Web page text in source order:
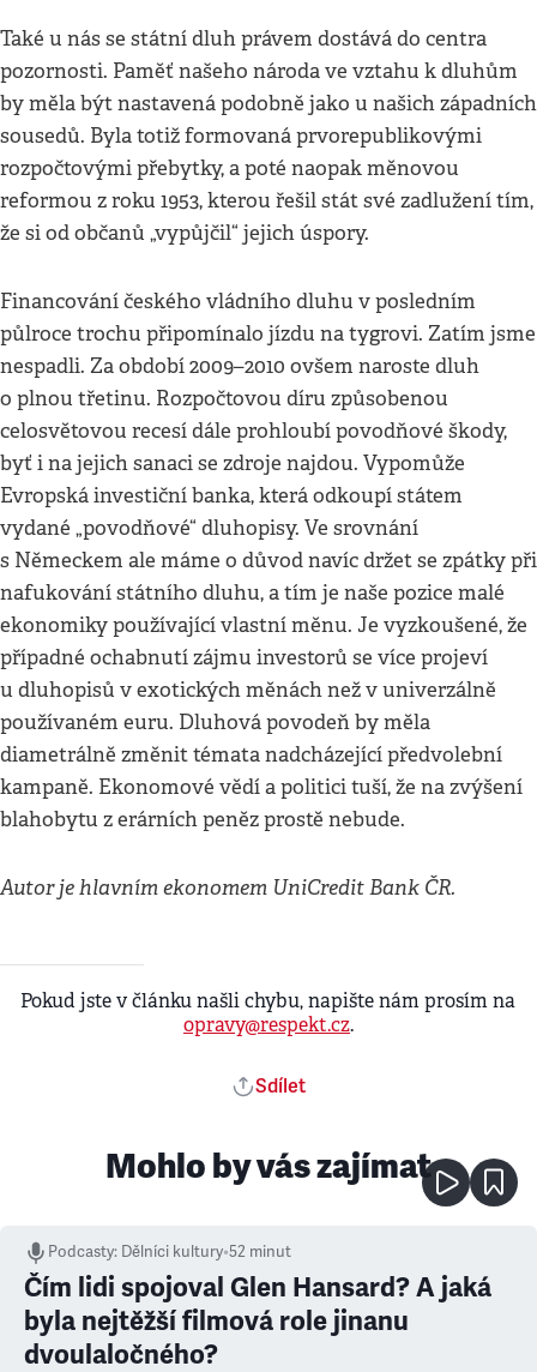
Také u nás se státní dluh právem dostává do centra
pozornosti. Paměť našeho národa ve vztahu k dluhům
by měla být nastavená podobně jako u našich západních
sousedů. Byla totiž formovaná prvorepublikovými
rozpočtovými přebytky, a poté naopak měnovou
reformou z roku 1953, kterou řešil stát své zadlužení tím,
že si od občanů „vypůjčil“ jejich úspory.
Financování českého vládního dluhu v posledním
půlroce trochu připomínalo jízdu na tygrovi. Zatím jsme
nespadli. Za období 2009–2010 ovšem naroste dluh
o plnou třetinu. Rozpočtovou díru způsobenou
celosvětovou recesí dále prohloubí povodňové škody,
byť i na jejich sanaci se zdroje najdou. Vypomůže
Evropská investiční banka, která odkoupí státem
vydané „povodňové“ dluhopisy. Ve srovnání
s Německem ale máme o důvod navíc držet se zpátky při
nafukování státního dluhu, a tím je naše pozice malé
ekonomiky používající vlastní měnu. Je vyzkoušené, že
případné ochabnutí zájmu investorů se více projeví
u dluhopisů v exotických měnách než v univerzálně
používaném euru. Dluhová povodeň by měla
diametrálně změnit témata nadcházející předvolební
kampaně. Ekonomové vědí a politici tuší, že na zvýšení
blahobytu z erárních peněz prostě nebude.
Autor je hlavním ekonomem UniCredit Bank ČR.
Pokud jste v článku našli chybu, napište nám prosím na
opravy@respekt.cz.
Sdílet
Mohlo by vás zajímat
Podcasty: Dělníci kultury•52 minut
Čím lidi spojoval Glen Hansard? A jaká
byla nejtěžší filmová role jinanu
dvoulaločného?